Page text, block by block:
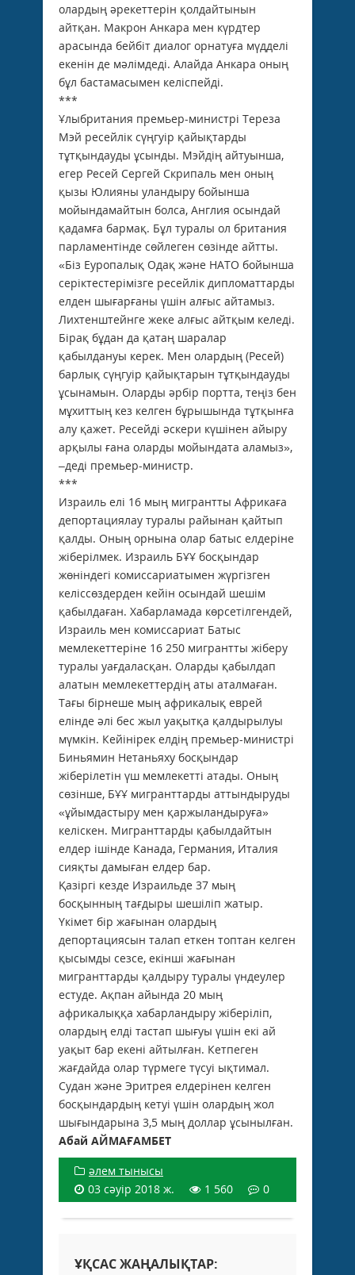
олардың әрекеттерін қолдайтынын
айтқан. Макрон Анкара мен күрдтер
арасында бейбіт диалог орнатуға мүдделі
екенін де мәлімдеді. Алайда Анкара оның
бұл бастамасымен келіспейді.
***
Ұлыбритания премьер-министрі Тереза
Мэй ресейлік сүңгуір қайықтарды
тұтқындауды ұсынды. Мэйдің айтуынша,
егер Ресей Сергей Скрипаль мен оның
қызы Юлияны уландыру бойынша
мойындамайтын болса, Англия осындай
қадамға бармақ. Бұл туралы ол британия
парламентінде сөйлеген сөзінде айтты.
«Біз Еуропалық Одақ және НАТО бойынша
серіктестерімізге ресейлік дипломаттарды
елден шығарғаны үшін алғыс айтамыз.
Лихтенштейнге жеке алғыс айтқым келеді.
Бірақ бұдан да қатаң шаралар
қабылдануы керек. Мен олардың (Ресей)
барлық сүңгуір қайықтарын тұтқындауды
ұсынамын. Оларды әрбір портта, теңіз бен
мұхиттың кез келген бұрышында тұтқынға
алу қажет. Ресейді әскери күшінен айыру
арқылы ғана оларды мойындата аламыз»,
–деді премьер-министр.
***
Израиль елі 16 мың мигрантты Африкаға
депортациялау туралы райынан қайтып
қалды. Оның орнына олар батыс елдеріне
жіберілмек. Израиль БҰҰ босқындар
жөніндегі комиссариатымен жүргізген
келіссөздерден кейін осындай шешім
қабылдаған. Хабарламада көрсетілгендей,
Израиль мен комиссариат Батыс
мемлекеттеріне 16 250 мигрантты жіберу
туралы уағдаласқан. Оларды қабылдап
алатын мемлекеттердің аты аталмаған.
Тағы бірнеше мың африкалық еврей
елінде әлі бес жыл уақытқа қалдырылуы
мүмкін. Кейінірек елдің премьер-министрі
Биньямин Нетаньяху босқындар
жіберілетін үш мемлекетті атады. Оның
сөзінше, БҰҰ мигранттарды аттындыруды
«ұйымдастыру мен қаржыландыруға»
келіскен. Мигранттарды қабылдайтын
елдер ішінде Канада, Германия, Италия
сияқты дамыған елдер бар.
Қазіргі кезде Израильде 37 мың
босқынның тағдыры шешіліп жатыр.
Үкімет бір жағынан олардың
депортациясын талап еткен топтан келген
қысымды сезсе, екінші жағынан
мигранттарды қалдыру туралы үндеулер
естуде. Ақпан айында 20 мың
африкалыққа хабарландыру жіберіліп,
олардың елді тастап шығуы үшін екі ай
уақыт бар екені айтылған. Кетпеген
жағдайда олар түрмеге түсуі ықтимал.
Судан және Эритрея елдерінен келген
босқындардың кетуі үшін олардың жол
шығындарына 3,5 мың доллар ұсынылған.
Абай АЙМАҒАМБЕТ
әлем тынысы
03 сәуір 2018 ж.
1 560 0
ҰҚСАС ЖАҢАЛЫҚТАР: